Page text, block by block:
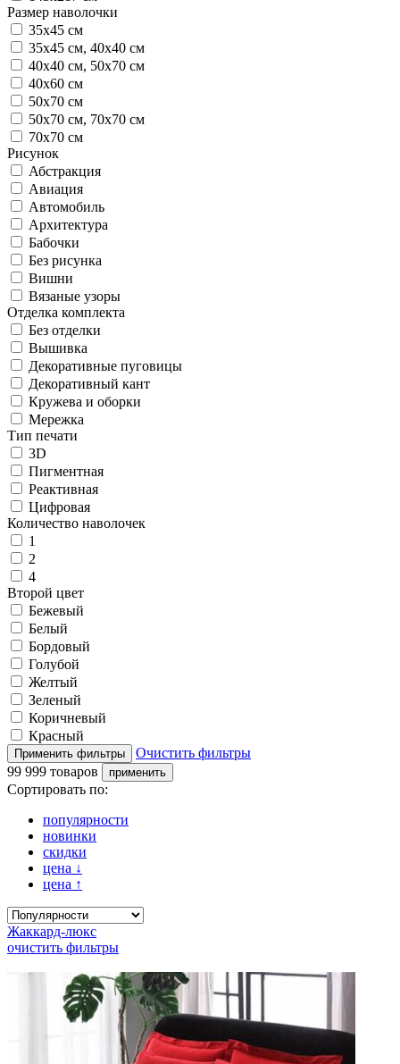
Размер наволочки
35х45 см
35х45 см, 40х40 см
40х40 см, 50х70 см
40х60 см
50х70 см
50х70 см, 70х70 см
70х70 см
Рисунок
Абстракция
Авиация
Автомобиль
Архитектура
Бабочки
Без рисунка
Вишни
Вязаные узоры
Отделка комплекта
Без отделки
Вышивка
Декоративные пуговицы
Декоративный кант
Кружева и оборки
Мережка
Тип печати
3D
Пигментная
Реактивная
Цифровая
Количество наволочек
1
2
4
Второй цвет
Бежевый
Белый
Бордовый
Голубой
Желтый
Зеленый
Коричневый
Красный
Очистить фильтры
99 999 товаров
Сортировать по:
популярности
новинки
скидки
цена ↓
цена ↑
Жаккард-люкс
очистить фильтры